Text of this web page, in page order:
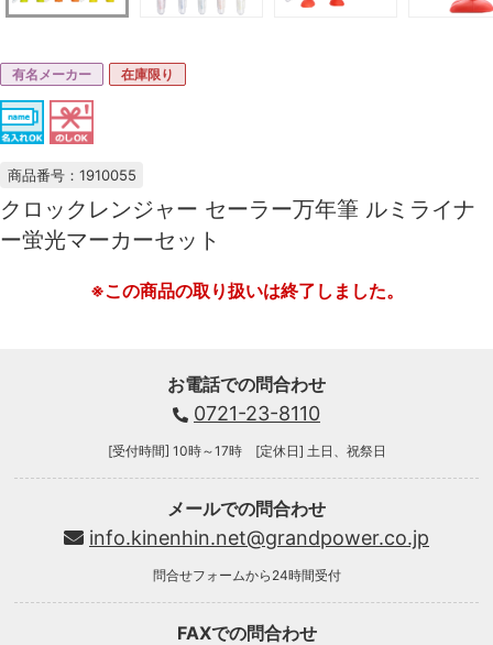
有名メーカー 在庫限り
商品番号：1910055
クロックレンジャー セーラー万年筆 ルミライナ
ー蛍光マーカーセット
※この商品の取り扱いは終了しました。
お電話での問合わせ
0721-23-8110
[受付時間] 10時～17時 [定休日] 土日、祝祭日
メールでの問合わせ
info.kinenhin.net@grandpower.co.jp
問合せフォームから24時間受付
FAXでの問合わせ